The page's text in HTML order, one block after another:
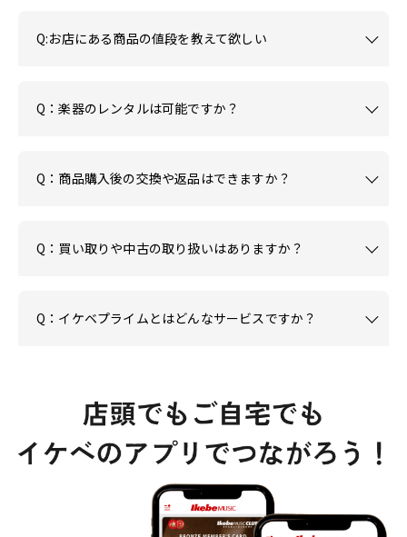
Q:お店にある商品の値段を教えて欲しい
Q：楽器のレンタルは可能ですか？
Q：商品購入後の交換や返品はできますか？
Q：買い取りや中古の取り扱いはありますか？
Q：イケベプライムとはどんなサービスですか？